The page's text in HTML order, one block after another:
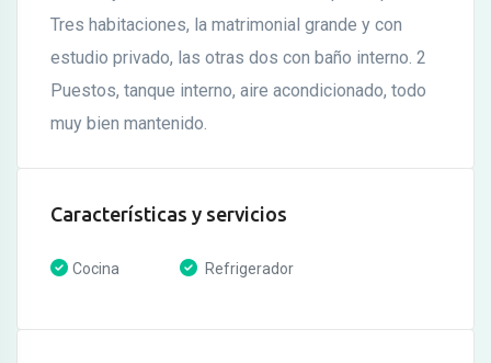
Tres habitaciones, la matrimonial grande y con
estudio privado, las otras dos con baño interno. 2
Puestos, tanque interno, aire acondicionado, todo
muy bien mantenido.
Características y servicios
Cocina Refrigerador